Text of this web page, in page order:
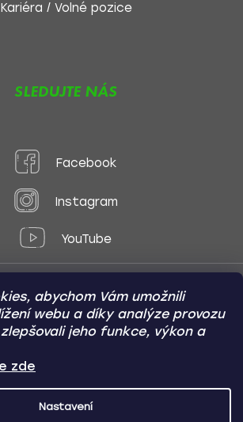
abychom Vám umožnili
webu a díky analýze provozu
jeho funkce, výkon a
zde
Nastavení
Kariéra / Volné pozice
SLEDUJTE NÁS
Facebook
Instagram
YouTube
Způsoby platby:
Převod
Dobírka